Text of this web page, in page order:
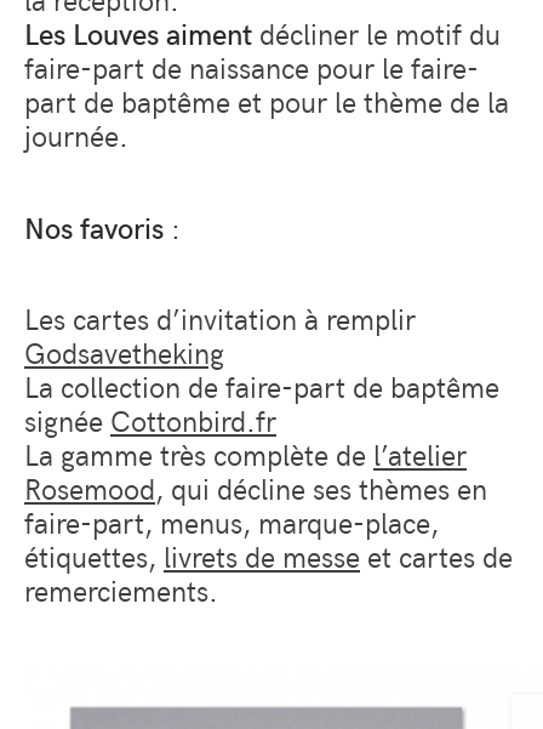
Les Louves aiment décliner le motif du
faire-part de naissance pour le faire-
part de baptême et pour le thème de la
journée.
Nos favoris :
Les cartes d’invitation à remplir
Godsavetheking
La collection de faire-part de baptême
signée Cottonbird.fr
La gamme très complète de l’atelier
Rosemood, qui décline ses thèmes en
faire-part, menus, marque-place,
étiquettes, livrets de messe et cartes de
remerciements.